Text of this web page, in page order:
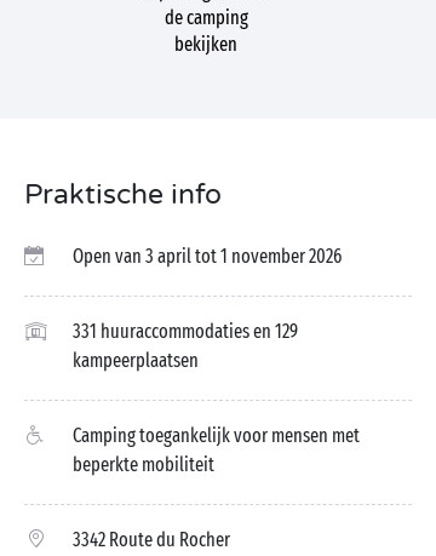
de camping
bekijken
Praktische info
Open van 3 april tot 1 november 2026
331 huuraccommodaties en 129
kampeerplaatsen
Camping toegankelijk voor mensen met
beperkte mobiliteit
3342 Route du Rocher